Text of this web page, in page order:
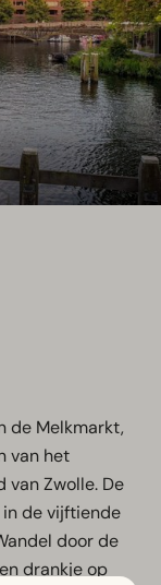
de Melkmarkt,
van het
Zwolle. De
in de vijftiende
door de
drankje op